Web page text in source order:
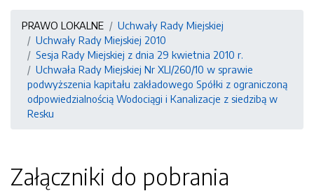
PRAWO LOKALNE
Uchwały Rady Miejskiej
Uchwały Rady Miejskiej 2010
Sesja Rady Miejskiej z dnia 29 kwietnia 2010 r.
Uchwała Rady Miejskiej Nr XLI/260/10 w sprawie
podwyższenia kapitału zakładowego Spółki z ograniczoną
odpowiedzialnością Wodociągi i Kanalizacje z siedzibą w
Resku
Załączniki do pobrania